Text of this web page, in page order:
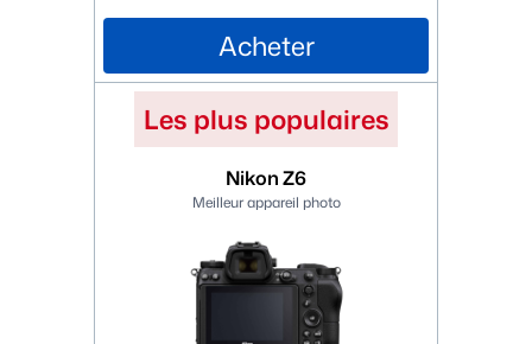
Acheter
Les plus populaires
Nikon Z6
Meilleur appareil photo